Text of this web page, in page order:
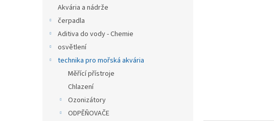
Akvária a nádrže
čerpadla
Aditiva do vody - Chemie
osvětlení
technika pro mořská akvária
Měřící přístroje
Chlazení
Ozonizátory
ODPĚŇOVAČE